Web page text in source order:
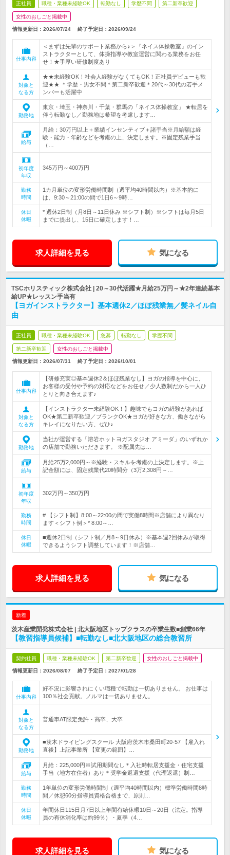
正社員 職種・業種未経験OK 転勤なし 学歴不問 第二新卒歓迎
女性のおしごと掲載中
情報更新日：2026/07/24 終了予定日： 2026/09/24
仕事内容
＜まずは先輩のサポート業務から♪＞『ネイス体操教室』のイン
ストラクターとして、体操指導や教室運営に関わる業務をお任
せ！★手厚い研修制度あり
対象と
なる方
★★未経験OK！社会人経験がなくてもOK！正社員デビューも歓
迎★★ ＊学歴・男女不問＊第二新卒歓迎＊20代～30代の若手メ
ンバーも活躍中
勤務地
東京・埼玉・神奈川・千葉・群馬の「ネイス体操教室」 ★転居を
伴う転勤なし／勤務地は希望を考慮します…
給与
月給：30万円以上＋業績インセンティブ＋諸手当※月給額は経
験・能力・年齢などを考慮の上、決定します。※固定残業手当
（…
初年度
年収
345万円～400万円
勤務
時間
1カ月単位の変形労働時間制（週平均40時間以内）※基本的に
は、9:30～21:00の間で1日6～9時…
休日
休暇
* 週休2日制（月8日～11日休み ※シフト制）※シフトは毎月5日
までに提出し、15日に確定します！…
求人詳細を見る 気になる
TSCホリスティック株式会社 | 20～30代活躍★月給25万円～★2年連続基本
給UP★レッスン手当有
【ヨガインストラクター】基本週休2／ほぼ残業無／髪ネイル自
由
正社員 職種・業種未経験OK 急募 転勤なし 学歴不問
第二新卒歓迎 女性のおしごと掲載中
情報更新日：2026/07/31 終了予定日： 2026/10/01
仕事内容
【研修充実◎基本週休2＆ほぼ残業なし】ヨガの指導を中心に、
お客様の受付や予約の対応などをお任せ／少人数制だから一人ひ
とりと向き合えます♪
対象と
なる方
【インストラクター未経験OK！】趣味でもヨガの経験があれば
OK★第二新卒歓迎／ブランクOK★ヨガが好きな方、働きながら
キレイになりたい方、ぜひ♪
勤務地
当社が運営する「溶岩ホットヨガスタジオ アミーダ」のいずれか
の店舗で勤務いただきます。 ※配属先は…
給与
月給25万2,000円～※経験・スキルを考慮の上決定します。※上
記金額には、固定残業代20時間分（3万2,308円～…
初年度
年収
302万円～350万円
勤務
時間
# 【シフト制】8:00～22:00の間で実働8時間※店舗により異なり
ます＜シフト例＞* 8:00～…
休日
休暇
■週休2日制（シフト制／月8～9日休み）※基本週2回休みが取得
できるようシフト調整しています！※店舗…
求人詳細を見る 気になる
新着
茨木産業開発株式会社 | 北大阪地区トップクラスの卒業生数■創業66年
【教習指導員候補】■転勤なし■北大阪地区の総合教習所
契約社員 職種・業種未経験OK 第二新卒歓迎 女性のおしごと掲載中
情報更新日：2026/08/07 終了予定日： 2027/01/28
仕事内容
好不況に影響されにくい職種で転勤は一切ありません。 お仕事は
100％社会貢献。ノルマは一切ありません。
対象と
なる方
普通車AT限定免許・高卒、大卒
勤務地
■茨木ドライビングスクール 大阪府茨木市桑田町20-57 【雇入れ
直後】上記事業所 【変更の範囲】…
給与
月給：225,000円※試用期間なし＊入社時転居支援金・住宅支援
手当（地方在住者）あり＊奨学金返還支援（代理返還）制…
勤務
時間
1年単位の変形労働時間制（週平均40時間以内）標準労働時間8時
間／休憩60分指導員資格合格まで、原則…
休日
休暇
年間休日115日月7日以上年間有給休暇10日～20日（法定。指導
員の有休消化率は約99％）・夏季（4…
求人詳細を見る 気になる